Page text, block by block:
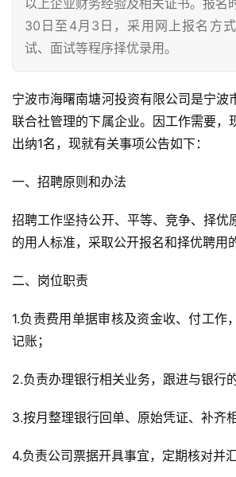
以上企业财务经验及相关证书。报名
30日至4月3日，采用网上报名方
试、面试等程序择优录用。
宁波市海曙南塘河投资有限公司是宁波
联合社管理的下属企业。因工作需要，
出纳1名，现就有关事项公告如下：
一、招聘原则和办法
招聘工作坚持公开、平等、竞争、择优
的用人标准，采取公开报名和择优聘用
二、岗位职责
1.负责费用单据审核及资金收、付工作
记账；
2.负责办理银行相关业务，跟进与银行
3.按月整理银行回单、原始凭证、补齐
4.负责公司票据开具事宜，定期核对并